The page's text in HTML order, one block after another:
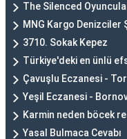
The Silenced
MNG Kargo Denizciler
3710. Sokak Kepez
Türkiye'deki en ünlü
Çavuşlu Eczanesi -
Yeşil Eczanesi -
Karmin neden böcek
Yasal Bulmaca Cevabı